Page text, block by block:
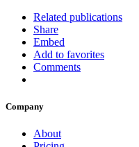
Related publications
Share
Embed
Add to favorites
Comments
Company
About